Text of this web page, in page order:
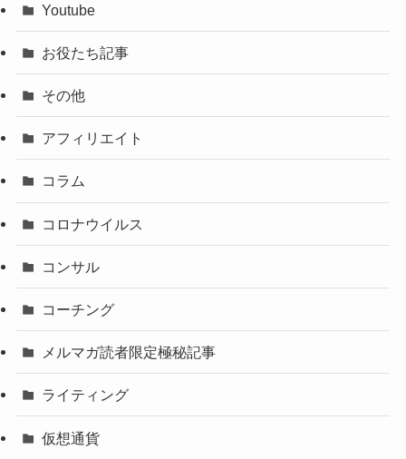
Youtube
お役たち記事
その他
アフィリエイト
コラム
コロナウイルス
コンサル
コーチング
メルマガ読者限定極秘記事
ライティング
仮想通貨